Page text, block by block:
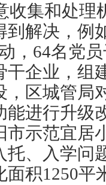
收集和处理
到解决，例
，64名党
干企业，组
，区城管局
能进行升级
市示范宜居
托、入学问
面积1250平